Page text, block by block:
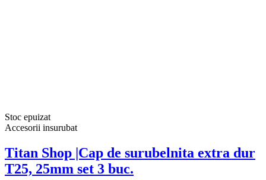
Stoc epuizat
Accesorii insurubat
Titan Shop |Cap de surubelnita extra dur
T25, 25mm set 3 buc.